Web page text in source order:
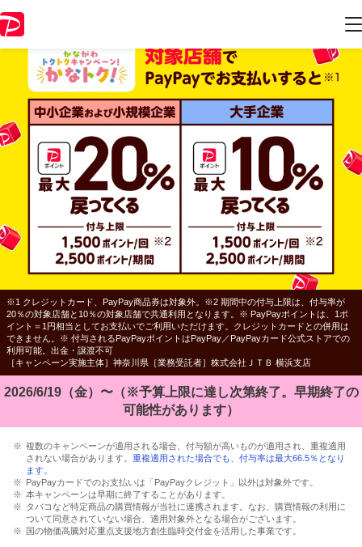
※1 クレジットカード、PayPay商品券は対象外。※2 期間中の付与上限は、付与率が
20％の対象店舗と10％の対象店舗で共通利用となります。※ PayPayポイントは、1ポ
イント＝1円相当としてお支払いでご利用いただけます。クレジットカードとの併用は
できません。※ 付与されるPayPayポイントはPayPay／PayPayカード公式ストアでの
利用可能。出金・譲渡不可
［キャンペーン実施主体］神奈川県［業務受託者］株式会社ＪＴＢ 横浜支店
2026/6/19（金）〜（※予算上限に達し次第終了。早期終了の
可能性があります）
複数のキャンペーンが適用される場合、付与額が高いものが適用され、重複適用
されない場合があります。 重複適用された場合でも、付与率は最大66.5％となり
ます。
PayPayカードでのお支払いは「PayPayクレジット」以外は対象外です。
本キャンペーンは早期に終了することがあります。
タバコなど特定商品の購買情報が当社に連携されます。なお、購買情報の利用に
ついて同意されていない場合、適用対象外となる場合がございます。
国の物価高騰対応重点支援地方創生臨時交付金を活用した事業です。